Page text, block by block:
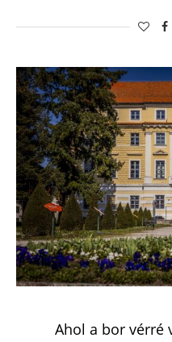
Ahol a bor vérré